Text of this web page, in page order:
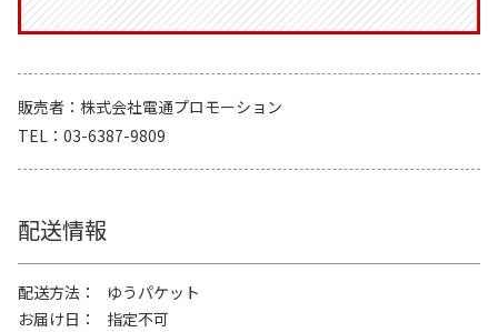
販売者
株式会社電通プロモーション
TEL
03-6387-9809
配送情報
配送方法
ゆうパケット
お届け日
指定不可